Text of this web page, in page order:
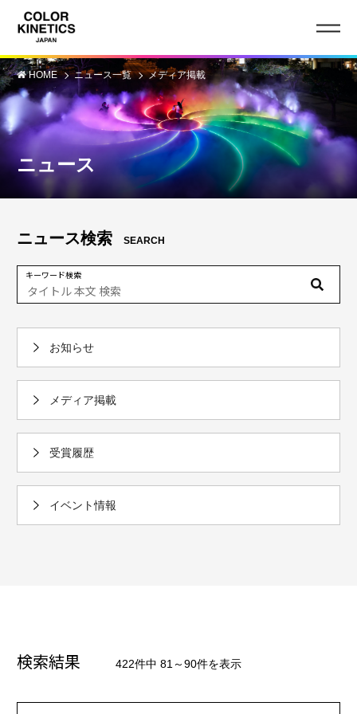
HOME ニュース一覧 メディア掲載
ニュース
ニュース検索 SEARCH
キーワード検索
お知らせ
メディア掲載
受賞履歴
イベント情報
検索結果 422件中 81～90件を表示